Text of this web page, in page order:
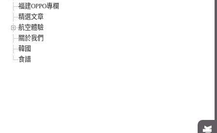
福建OPPO專欄
精選文章
航空體驗
關於我們
韓國
食譜